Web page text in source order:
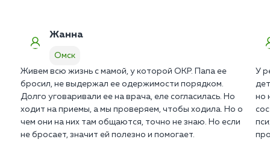
Жанна
Омск
Живем всю жизнь с мамой, у которой ОКР. Папа ее
бросил, не выдержал ее одержимости порядком.
Долго уговаривали ее на врача, еле согласилась. Но
ходит на приемы, а мы проверяем, чтобы ходила. Но о
чем они на них там общаются, точно не знаю. Но если
не бросает, значит ей полезно и помогает.
У
но